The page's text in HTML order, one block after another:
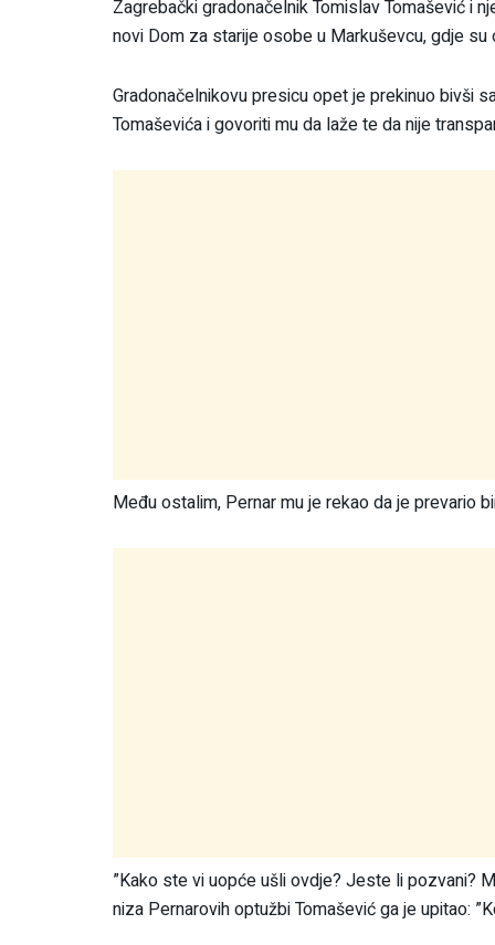
Zagrebački gradonačelnik Tomislav Tomašević i
novi Dom za starije osobe u Markuševcu, gdje
Gradonačelnikovu presicu opet je prekinuo bivši
Tomaševića i govoriti mu da laže te da nije
Među ostalim, Pernar mu je rekao da je prevario
”Kako ste vi uopće ušli ovdje? Jeste li pozvani?
niza Pernarovih optužbi Tomašević ga je upitao: